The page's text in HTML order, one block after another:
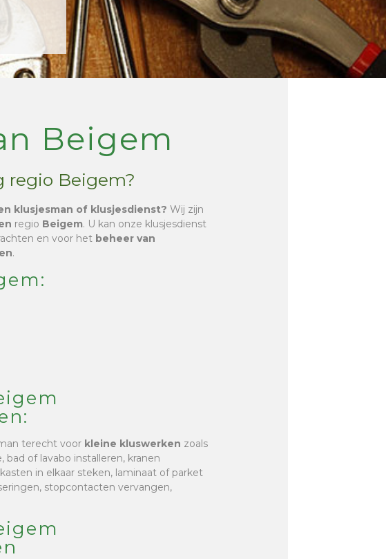
Beigem
regio Beigem?
klusjesman of klusjesdienst? Wij zijn
regio Beigem. U kan onze klusjesdienst
en voor het beheer van
.
terecht voor kleine kluswerken zoals
bad of lavabo installeren, kranen
in elkaar steken, laminaat of parket
stopcontacten vervangen,